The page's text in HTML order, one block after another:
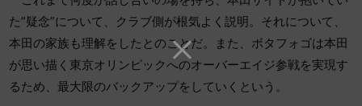
た”疑念”について、クラブ側が根気よく説明。それについて、
本田の家族も理解をしたとのことだ。また、ボタフォゴは本田
が思い描く東京オリンピックへのオーバーエイジ参戦を実現す
るため、最大限のバックアップをしていくという。